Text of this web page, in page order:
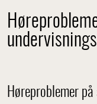
Høreproblemer